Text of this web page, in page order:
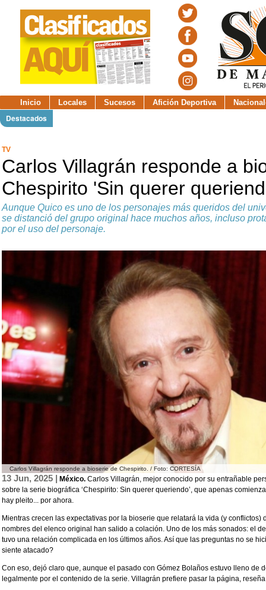
Inicio Locales Sucesos Afición Deportiva
Destacados
TV
Carlos Villagrán responde a
Chespirito 'Sin querer
Aunque Quico es uno de los personajes más queridos del
se distanció del grupo original hace muchos años, incluso
por el uso del personaje.
Carlos Villagrán responde a bioserie de Chespirito. / Foto: CORTESÍA
13 Jun, 2025 | México. Carlos Villagrán, mejor conocido por su entrañable
sobre la serie biográfica ‘Chespirito: Sin querer queriendo’, que apenas
hay pleito... por ahora.
Mientras crecen las expectativas por la bioserie que relatará la vida (y conflictos)
nombres del elenco original han salido a colación. Uno de los más sonados: el
tuvo una relación complicada en los últimos años. Así que las preguntas no se
siente atacado?
Con eso, dejó claro que, aunque el pasado con Gómez Bolaños estuvo lleno de
legalmente por el contenido de la serie. Villagrán prefiere pasar la página, reseña